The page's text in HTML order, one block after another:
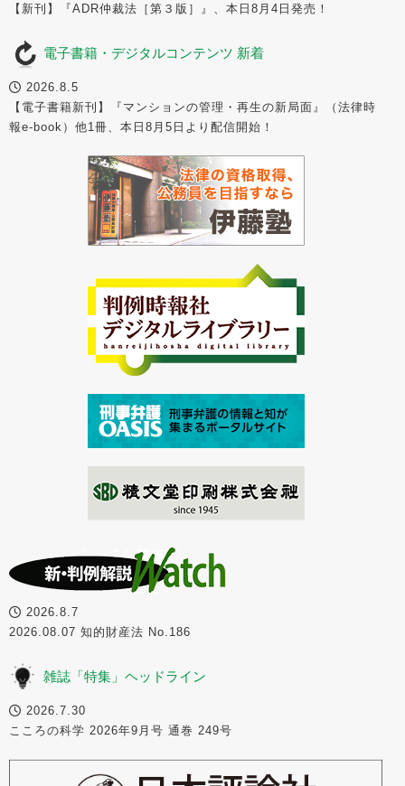
【新刊】『ADR仲裁法［第３版］』、本日8月4日発売！
電子書籍・デジタルコンテンツ 新着
2026.8.5
【電子書籍新刊】『マンションの管理・再生の新局面』（法律時
報e-book）他1冊、本日8月5日より配信開始！
2026.8.7
2026.08.07 知的財産法 No.186
雑誌「特集」ヘッドライン
2026.7.30
こころの科学 2026年9月号 通巻 249号